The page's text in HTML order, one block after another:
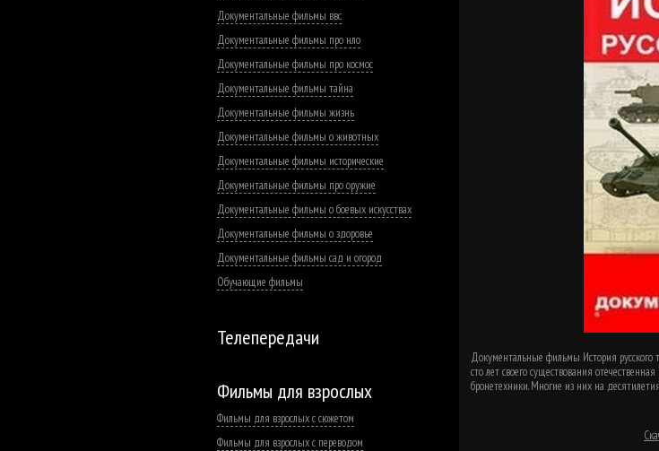
Документальные фильмы ввс
Документальные фильмы про нло
Документальные фильмы про космос
Документальные фильмы тайна
Документальные фильмы жизнь
Документальные фильмы о животных
Документальные фильмы исторические
Документальные фильмы про оружие
Документальные фильмы о боевых искусствах
Документальные фильмы о здоровье
Документальные фильмы сад и огород
Обучающие фильмы
Телепередачи
Фильмы для взрослых
Фильмы для взрослых с сюжетом
Фильмы для взрослых с переводом
Документальные фильмы История русского
сто лет своего существования
бронетехники. Многие из них на